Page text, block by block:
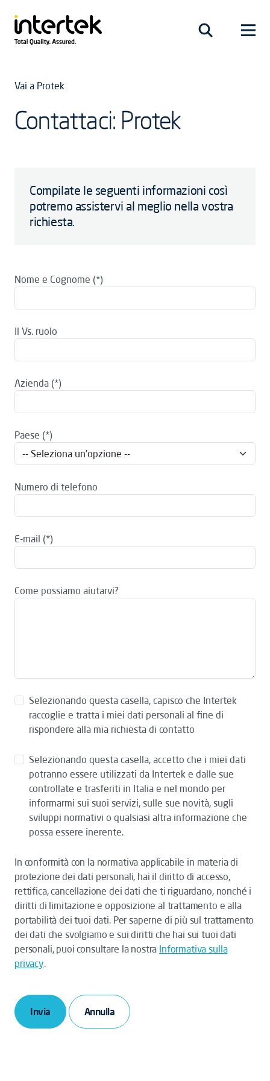
Vai a Protek
Contattaci: Protek
Compilate le seguenti informazioni così
potremo assistervi al meglio nella vostra
richiesta.
Nome e Cognome
Il Vs. ruolo
Azienda
Paese
Numero di telefono
E-mail
Come possiamo aiutarvi?
Selezionando questa casella, capisco che Intertek
raccoglie e tratta i miei dati personali al fine di
rispondere alla mia richiesta di contatto
Selezionando questa casella, accetto che i miei dati
potranno essere utilizzati da Intertek e dalle sue
controllate e trasferiti in Italia e nel mondo per
informarmi sui suoi servizi, sulle sue novità, sugli
sviluppi normativi o qualsiasi altra informazione che
possa essere inerente.
In conformità con la normativa applicabile in materia di
protezione dei dati personali, hai il diritto di accesso,
rettifica, cancellazione dei dati che ti riguardano, nonché i
diritti di limitazione e opposizione al trattamento e alla
portabilità dei tuoi dati. Per saperne di più sul trattamento
dei dati che svolgiamo e sui diritti che hai sui tuoi dati
personali, puoi consultare la nostra Informativa sulla
privacy.
Invia